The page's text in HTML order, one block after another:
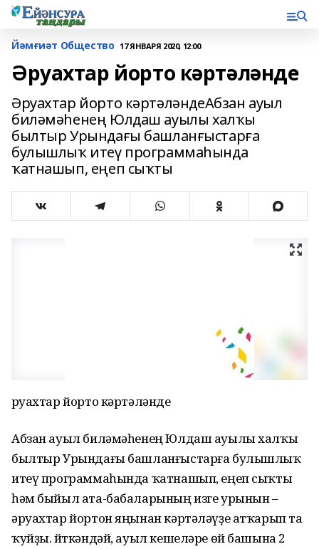
Йәмғиәт Общество 17 ЯНВАРЯ 2020, 12:00
Әруахтар йорто кәртәләнде
Әруахтар йорто кәртәләндеАбзан ауыл
биләмәһенең Юлдаш ауылы халҡы
былтыр Урындағы башланғыстарға
булышлыҡ итеү программаһында
ҡатнашып, еңеп сыҡты
Әруахтар йорто кәртәләнде
Абзан ауыл биләмәһенең Юлдаш ауылы халҡы
былтыр Урындағы башланғыстарға булышлыҡ
итеү программаһында ҡатнашып, еңеп сыҡты
һәм быйыл ата-бабаларының изге урынын –
әруахтар йортон яңынан кәртәләүҙе атҡарып та
ҡуйҙы. Әйткәндәй, ауыл кешеләре өй башына 2